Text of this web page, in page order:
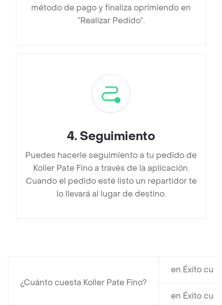
método de pago y finaliza oprimiendo en
“Realizar Pedido”.
4. Seguimiento
Puedes hacerle seguimiento a tu pedido de
Koller Pate Fino a través de la aplicación.
Cuando el pedido esté listo un repartidor te
lo llevará al lugar de destino.
¿Cuánto cuesta Koller Pate Fino?
en Éxito
en Éxito